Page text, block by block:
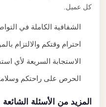
كل عميل.
الشفافية الكاملة في
احترام وقتكم والالتزام
الاستجابة السريعة لأي
الحرص على راحتكم
المزيد من الأسئلة الشائعة